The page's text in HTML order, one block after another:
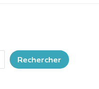
Rechercher